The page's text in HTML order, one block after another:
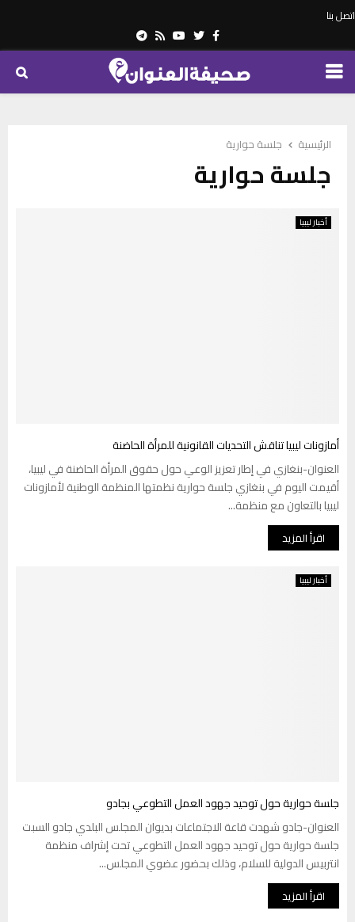
اتصل بنا
Facebook
Twitter
Youtube
Rss
Telegram
PRIMARY
الرئيسية جلسة حوارية
جلسة حوارية
أخبار ليبيا
أمازونات ليبيا تناقش التحديات القانونية للمرأة الحاضنة
العنوان-بنغازي في إطار تعزيز الوعي حول حقوق المرأة الحاضنة في ليبيا،
أقيمت اليوم في بنغازي جلسة حوارية نظمتها المنظمة الوطنية لأمازونات
ليبيا بالتعاون مع منظمة...
اقرأ المزيد
أخبار ليبيا
جلسة حوارية حول توحيد جهود العمل التطوعي بجادو
العنوان-جادو شهدت قاعة الاجتماعات بديوان المجلس البلدي جادو السبت
جلسة حوارية حول توحيد جهود العمل التطوعي تحت إشراف منظمة
انتربيس الدولية للسلام، وذلك بحضور عضوي المجلس...
اقرأ المزيد